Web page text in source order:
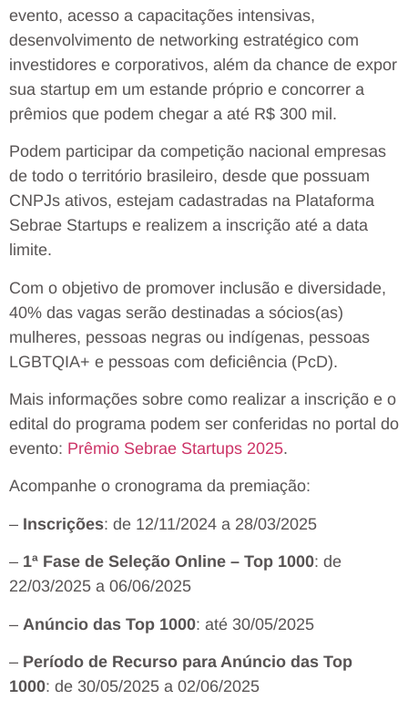
evento, acesso a capacitações intensivas,
desenvolvimento de networking estratégico com
investidores e corporativos, além da chance de expor
sua startup em um estande próprio e concorrer a
prêmios que podem chegar a até R$ 300 mil.
Podem participar da competição nacional empresas
de todo o território brasileiro, desde que possuam
CNPJs ativos, estejam cadastradas na Plataforma
Sebrae Startups e realizem a inscrição até a data
limite.
Com o objetivo de promover inclusão e diversidade,
40% das vagas serão destinadas a sócios(as)
mulheres, pessoas negras ou indígenas, pessoas
LGBTQIA+ e pessoas com deficiência (PcD).
Mais informações sobre como realizar a inscrição e o
edital do programa podem ser conferidas no portal do
evento: Prêmio Sebrae Startups 2025.
Acompanhe o cronograma da premiação:
– Inscrições: de 12/11/2024 a 28/03/2025
– 1ª Fase de Seleção Online – Top 1000: de
22/03/2025 a 06/06/2025
– Anúncio das Top 1000: até 30/05/2025
– Período de Recurso para Anúncio das Top
1000: de 30/05/2025 a 02/06/2025